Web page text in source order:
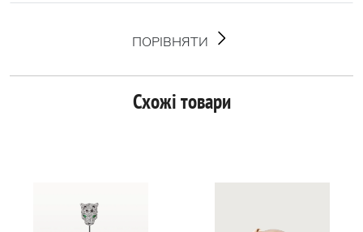
ПОРІВНЯТИ
Схожі товари